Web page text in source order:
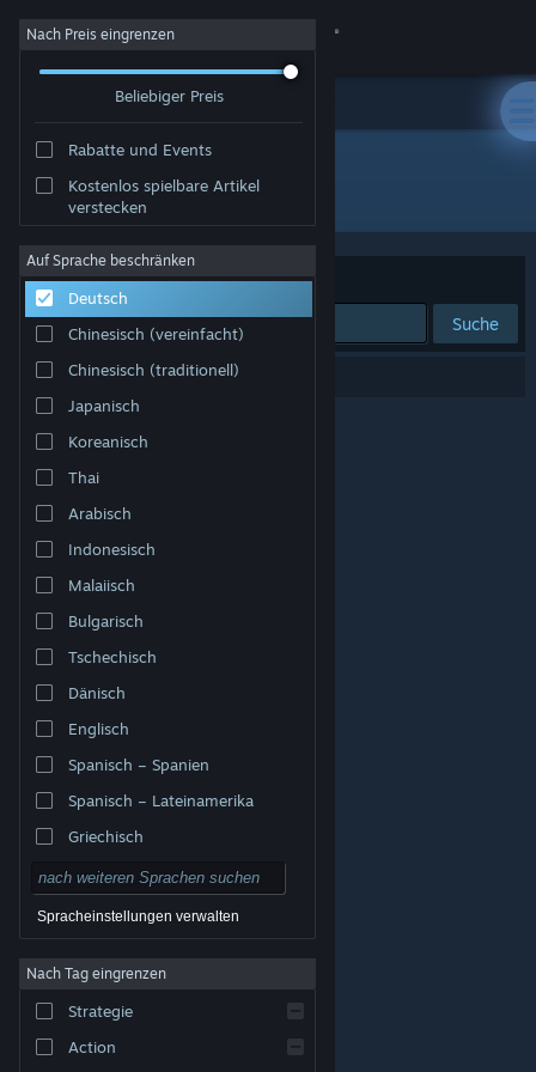
Anmelden
Info
Support
Sprache ändern
Steam-Mobile-App herunterladen
Desktopversion anzeigen
© Valve Corporation. Alle Rechte vorbehalten. Alle
USA und anderen Ländern.
Rechtliches
Barrierefreiheit
Nutzungsvertrag
Nach Preis eingrenzen
Beliebiger Preis
Rabatte und Events
Kostenlos spielbare Artikel
verstecken
Auf Sprache beschränken
Deutsch
Chinesisch (vereinfacht)
Chinesisch (traditionell)
Japanisch
Koreanisch
Thai
Arabisch
Indonesisch
Malaiisch
Bulgarisch
Tschechisch
Dänisch
Englisch
Spanisch – Spanien
Spanisch – Lateinamerika
Griechisch
Spracheinstellungen verwalten
Nach Tag eingrenzen
Strategie
Action
Entwickler: KadragonGames
Sortieren nach Relevanz
Suche
0 Ergebnisse entsprechen Ihrer Suche.